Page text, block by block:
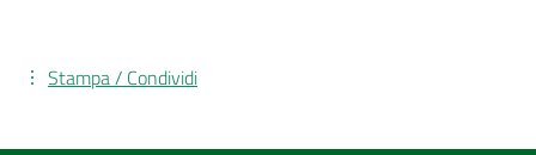
Stampa / Condividi